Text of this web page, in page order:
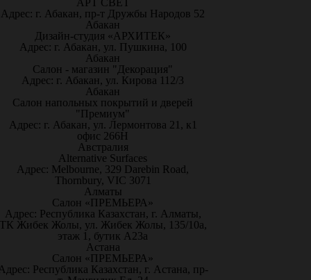
АРТ СВЕТ
Адрес: г. Абакан, пр-т Дружбы Народов 52
Абакан
Дизайн-студия «АРХИТЕК»
Адрес: г. Абакан, ул. Пушкина, 100
Абакан
Салон - магазин "Декорация"
Адрес: г. Абакан, ул. Кирова 112/3
Абакан
Салон напольных покрытий и дверей
"Премиум"
Адрес: г. Абакан, ул. Лермонтова 21, к1
офис 266Н
Австралия
Alternative Surfaces
Адрес: Melbourne, 329 Darebin Road,
Thornbury, VIC 3071
Алматы
Салон «ПРЕМЬЕРА»
Адрес: Республика Казахстан, г. Алматы,
Жибек Жолы, ул. Жибек Жолы, 135/10а,
этаж 1, бутик А23а
Астана
Салон «ПРЕМЬЕРА»
Республика Казахстан, г. Астана, пр-